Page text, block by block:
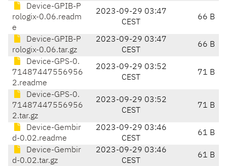
Device-GPIB-P
rologix-0.06.readm
e
2023-09-29 03:47
CEST
66 B
Device-GPIB-P
rologix-0.06.tar.gz
2023-09-29 03:47
CEST
66 B
Device-GPS-0.
71487447556956
2.readme
2023-09-29 03:52
CEST
71 B
Device-GPS-0.
71487447556956
2.tar.gz
2023-09-29 03:52
CEST
71 B
Device-Gembir
d-0.02.readme
2023-09-29 03:46
CEST
61 B
Device-Gembir
d-0.02.tar.gz
2023-09-29 03:46
CEST
61 B